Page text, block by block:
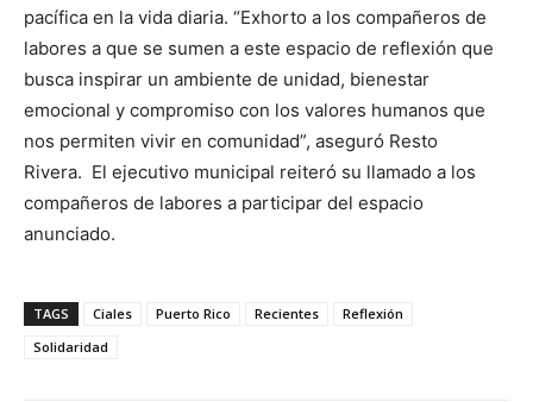
pacífica en la vida diaria. “Exhorto a los compañeros de
labores a que se sumen a este espacio de reflexión que
busca inspirar un ambiente de unidad, bienestar
emocional y compromiso con los valores humanos que
nos permiten vivir en comunidad”, aseguró Resto
Rivera. El ejecutivo municipal reiteró su llamado a los
compañeros de labores a participar del espacio
anunciado.
TAGS Ciales Puerto Rico Recientes
Reflexión
Solidaridad